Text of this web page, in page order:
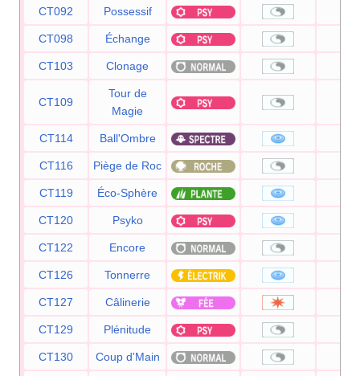
CT092 Possessif
CT098 Échange
CT103 Clonage
CT109
Tour de
Magie
CT114 Ball'Ombre
CT116 Piège de Roc
CT119 Éco-Sphère
CT120 Psyko
CT122 Encore
CT126 Tonnerre
CT127 Câlinerie
CT129 Plénitude
CT130 Coup d'Main